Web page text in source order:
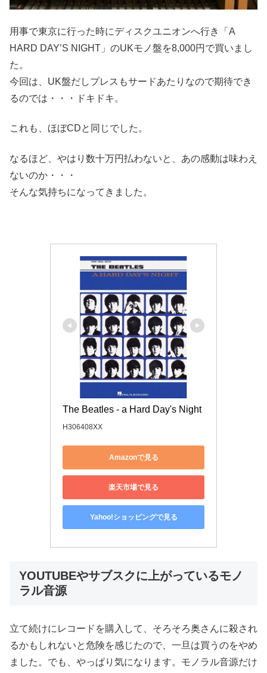
用事で東京に行った時にディスクユニオンへ行き「A
HARD DAY’S NIGHT」のUKモノ盤を8,000円で買いまし
た。
今回は、UK盤だしプレスもサードあたりなので期待でき
るのでは・・・ドキドキ。
これも、ほぼCDと同じでした。
なるほど、やはり数十万円払わないと、あの感動は味わえ
ないのか・・・
そんな気持ちになってきました。
The Beatles - a Hard Day's Night
H306408XX
Amazonで見る
楽天市場で見る
Yahoo!ショッピングで見る
YOUTUBEやサブスクに上がっているモノ
ラル音源
立て続けにレコードを購入して、そろそろ奥さんに殺され
るかもしれないと危険を感じたので、一旦は買うのをやめ
ました。でも、やっぱり気になります。モノラル音源だけ